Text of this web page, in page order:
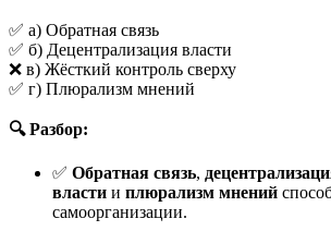
✅ а) Обратная связь
✅ б) Децентрализация власти
❌ в) Жёсткий контроль сверху
✅ г) Плюрализм мнений
🔍 Разбор:
✅ Обратная связь,
власти и плюрализм мнений
самоорганизации.